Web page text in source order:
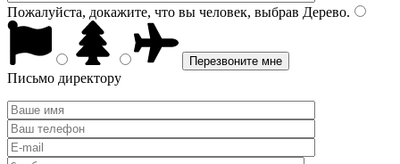
Пожалуйста, докажите, что вы человек, выбрав Дерево.
Письмо директору